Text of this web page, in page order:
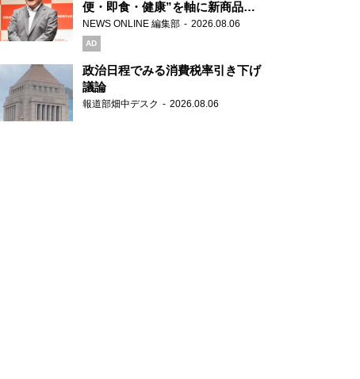
便・即食・健康”を軸に新商品を
展開 「マ・マー」「青の洞窟」
ブランドを強化
NEWS ONLINE 編集部 2026.08.06
AD
政治日程でみる消費税率引き下げ
議論
報道部畑中デスク 2026.08.06